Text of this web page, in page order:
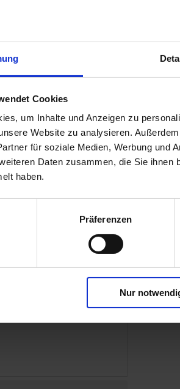
Cookies
um Inhalte und Anzeigen zu
Website zu analysieren.
für soziale Medien, Werbung und
Daten zusammen, die Sie
haben.
Präferenzen
Nur
mehr
Abverkauf Nein